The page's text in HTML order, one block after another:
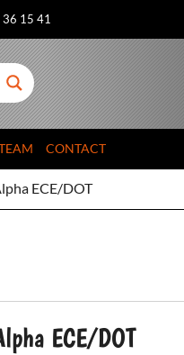
36 15 41
CONTACT
ECE/DOT
ECE/DOT